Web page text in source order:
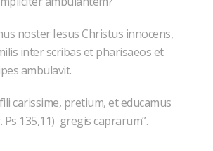
noster Iesus Christus innocens,
inter scribas et pharisaeos et
ambulavit.
carissime, pretium, et educamus
Ps 135,11) gregis caprarum”.